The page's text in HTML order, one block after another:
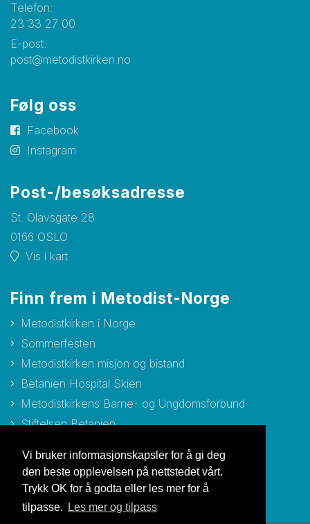
Vi bruker informasjonskapsler for å gi deg
den beste opplevelsen på nettstedet vårt.
Trykk OK for å godta eller les mer for å
tilpasse.
Les mer og tilpass
Telefon:
23 33 27 00
E-post:
post@metodistkirken.no
Følg oss
Facebook
Instagram
Post-/besøksadresse
St. Olavsgate 28
0166 OSLO
Vis i kart
Finn frem i Metodist-Norge
Metodistkirken i Norge
Sommerfesten
Metodistkirken misjon og bistand
Betanien Hospital Skien
Metodistkirkens Barne- og Ungdomsforbund
Stiftelsen Betanien